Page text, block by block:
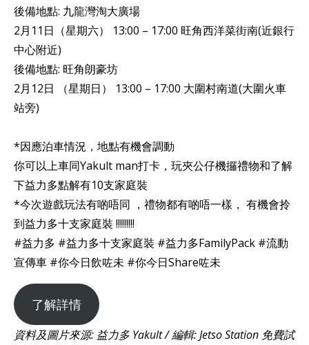
後備地點: 九龍灣淘大廣場
2月11日（星期六） 13:00 – 17:00 旺角西洋菜街南(近銀行
中心附近)
後備地點: 旺角朗豪坊
2月12日 （星期日） 13:00 – 17:00 大圍村南道(大圍火車
站旁)
*因應泊車情況，地點有機會調動
你可以上車同Yakult man打卡，玩夾公仔機攞禮物和了解
下益力多點解有10支家庭裝
*今次遊戲玩法有啲唔同 ，禮物都有啲唔一樣， 有機會拎
到益力多十支家庭裝 !!!!!!!!!
#益力多 #益力多十支家庭裝 #益力多FamilyPack #流動
宣傳車 #你今日飲咗未 #你今日Share咗未
了解詳情
資料及圖片來源: 益力多 Yakult/ 編輯: Jetso Station 免費試